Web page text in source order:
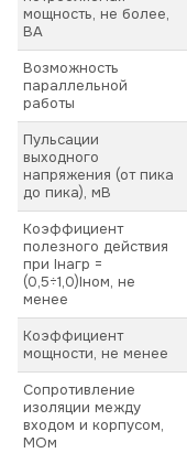
мощность, не более,
ВА
Возможность
параллельной
работы
Пульсации
выходного
напряжения (от пика
до пика), мВ
Коэффициент
полезного действия
при Iнагр =
(0,5÷1,0)Iном, не
менее
Коэффициент
мощности, не менее
Сопротивление
изоляции между
входом и корпусом,
МОм